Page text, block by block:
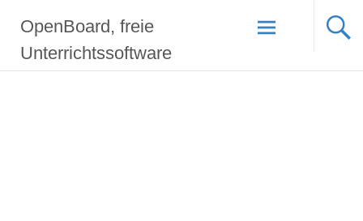
Inhalt
springen
OpenBoard, freie
Unterrichtssoftware